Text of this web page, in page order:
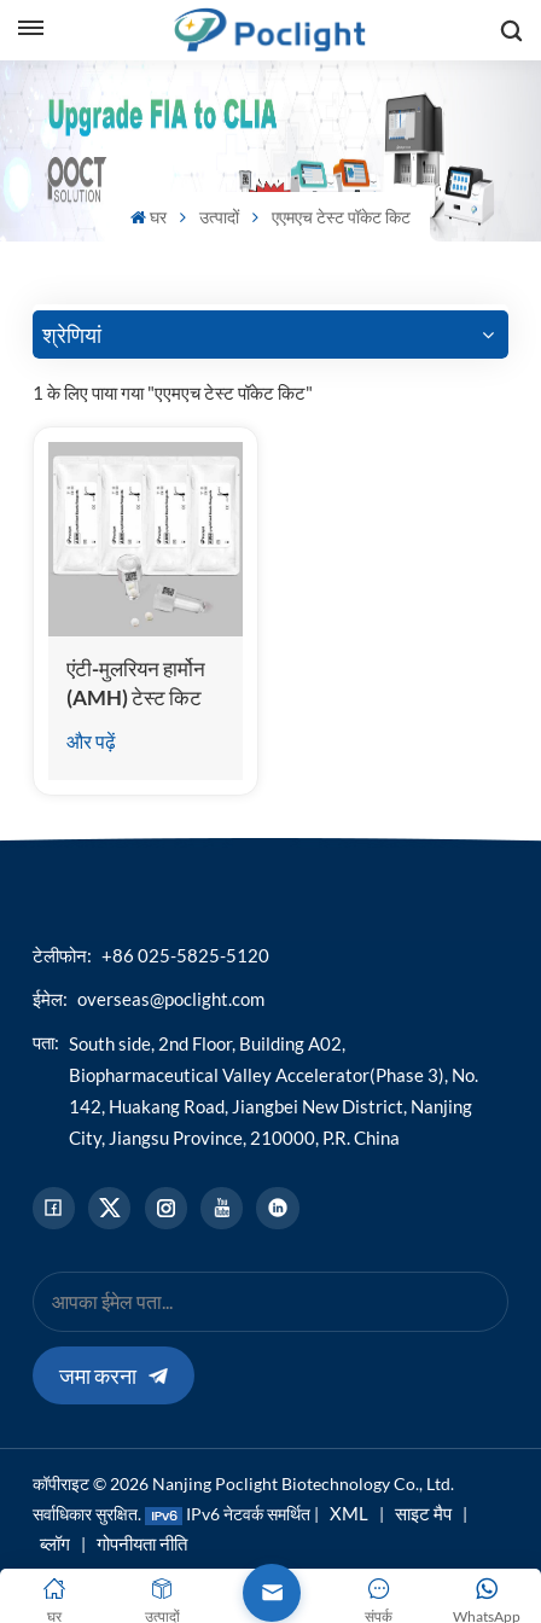
घर उत्पादों एएमएच टेस्ट पॉकेट किट
श्रेणियां
1 के लिए पाया गया "एएमएच टेस्ट पॉकेट किट"
एंटी-मुलरियन हार्मोन
(AMH) टेस्ट किट
(केमिलुमिनेसेंस
इम्यूनोसे))
और पढ़ें
टेलीफोन: +86 025-5825-5120
ईमेल: overseas@poclight.com
पता: South side, 2nd Floor, Building A02,
Biopharmaceutical Valley Accelerator(Phase 3), No.
142, Huakang Road, Jiangbei New District, Nanjing
City, Jiangsu Province, 210000, P.R. China
जमा करना
कॉपीराइट © 2026 Nanjing Poclight Biotechnology Co., Ltd.
सर्वाधिकार सुरक्षित.
IPv6 नेटवर्क समर्थित | XML | साइट मैप |
ब्लॉग | गोपनीयता नीति
घर उत्पादों WhatsApp
संपर्क